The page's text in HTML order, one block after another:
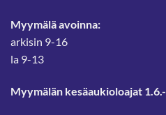
Myymälä avoinna:
arkisin 9-16
la 9-13
Myymälän kesäaukioloajat 1.6.-